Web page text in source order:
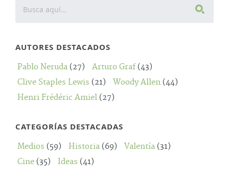
AUTORES DESTACADOS
Pablo Neruda (27) Arturo Graf(43)
Clive Staples Lewis (21) Woody Allen (44)
Henri Frédéric Amiel (27)
CATEGORÍAS DESTACADAS
Medios (59) Historia (69) Valentía (31)
Cine (35) Ideas (41)